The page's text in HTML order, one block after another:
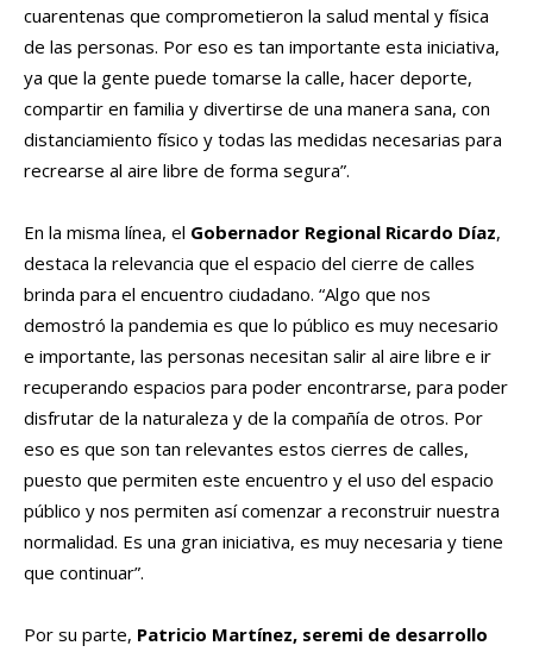
cuarentenas que comprometieron la salud mental y física
de las personas. Por eso es tan importante esta iniciativa,
ya que la gente puede tomarse la calle, hacer deporte,
compartir en familia y divertirse de una manera sana, con
distanciamiento físico y todas las medidas necesarias para
recrearse al aire libre de forma segura”.
En la misma línea, el Gobernador Regional Ricardo Díaz,
destaca la relevancia que el espacio del cierre de calles
brinda para el encuentro ciudadano. “Algo que nos
demostró la pandemia es que lo público es muy necesario
e importante, las personas necesitan salir al aire libre e ir
recuperando espacios para poder encontrarse, para poder
disfrutar de la naturaleza y de la compañía de otros. Por
eso es que son tan relevantes estos cierres de calles,
puesto que permiten este encuentro y el uso del espacio
público y nos permiten así comenzar a reconstruir nuestra
normalidad. Es una gran iniciativa, es muy necesaria y tiene
que continuar”.
Por su parte, Patricio Martínez, seremi de desarrollo